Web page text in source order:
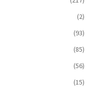
(2)
(93)
(85)
(56)
(15)